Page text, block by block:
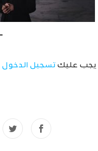
يجب عليك تسجيل الدخول